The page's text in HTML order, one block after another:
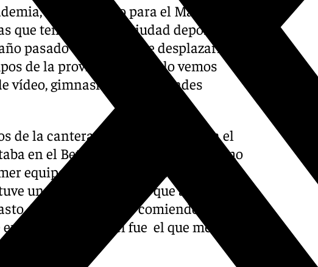
un gran salto para el Málaga:
que tenemos en la ciudad deportiva,
pasado teníamos que desplazarnos
de la provincia. Ahora lo vemos
vídeo, gimnasio y unos grandes
de la cantera, otro gran salto para el
en el Betis. Entrenaba y tenía como
equipo. Recuerdo que N’Diaye me
una anécdota con el que ahora es
Estábamos todos comiendo y yo
muy pequeño. él fue el que me tuvo